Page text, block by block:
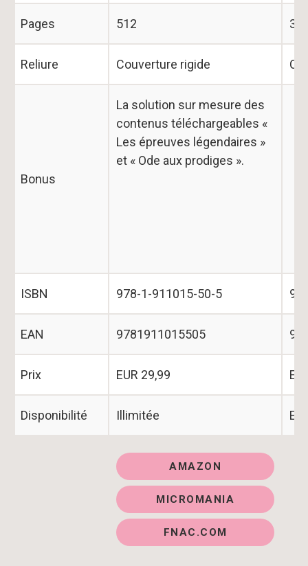
Pages 512
Reliure Couverture rigide
Bonus
La solution sur mesure des
contenus téléchargeables «
Les épreuves légendaires »
et « Ode aux prodiges ».
ISBN 978-1-911015-50-5
EAN 9781911015505
Prix EUR 29,99
Disponibilité Illimitée En
Purchase Options
AMAZON
MICROMANIA
FNAC.COM